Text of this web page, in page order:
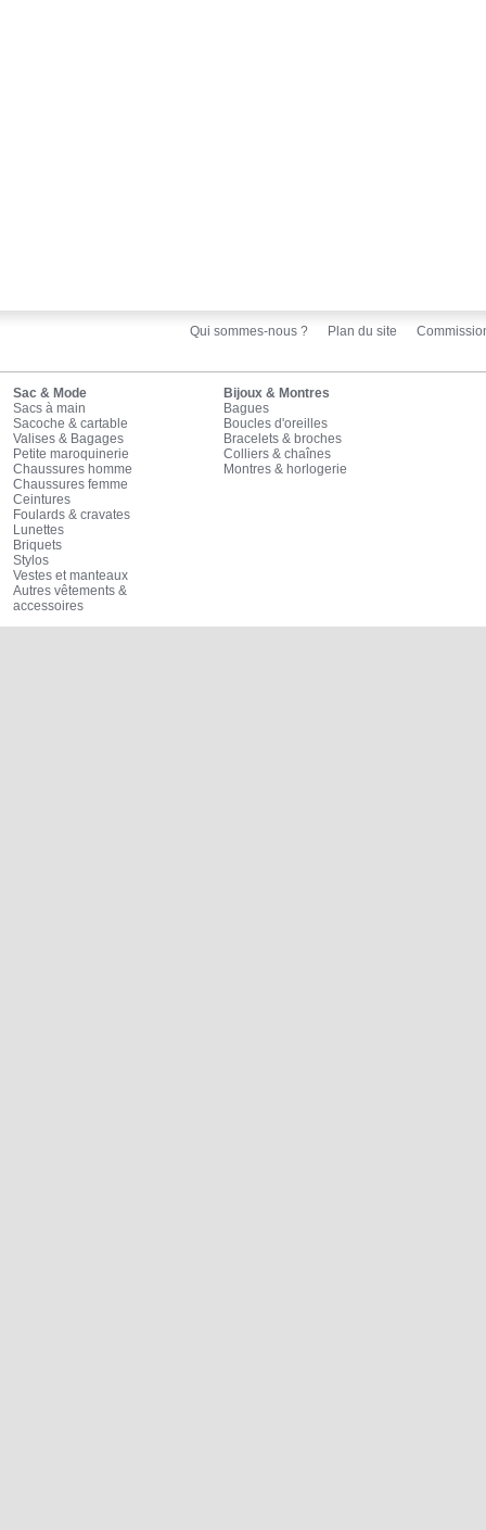
Qui sommes-nous ? Plan du site
Sac & Mode
Sacs à main
Sacoche & cartable
Valises & Bagages
Petite maroquinerie
Chaussures homme
Chaussures femme
Ceintures
Foulards & cravates
Lunettes
Briquets
Stylos
Vestes et manteaux
Autres vêtements &
accessoires
Bijoux & Montres
Bagues
Boucles d'oreilles
Bracelets & broches
Colliers & chaînes
Montres & horlogerie